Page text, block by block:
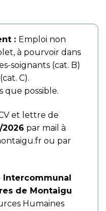
: Emploi non
à pourvoir dans
soignants (cat. B)
C).
que possible.
et lettre de
par mail à
ou par
de Montaigu
Humaines